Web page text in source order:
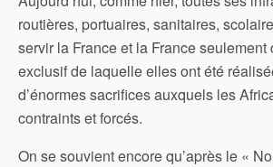
routières, portuaires, sanitaires,
servir la France et la France seulement
exclusif de laquelle elles ont été
d’énormes sacrifices auxquels les
contraints et forcés.
On se souvient encore qu’après le «